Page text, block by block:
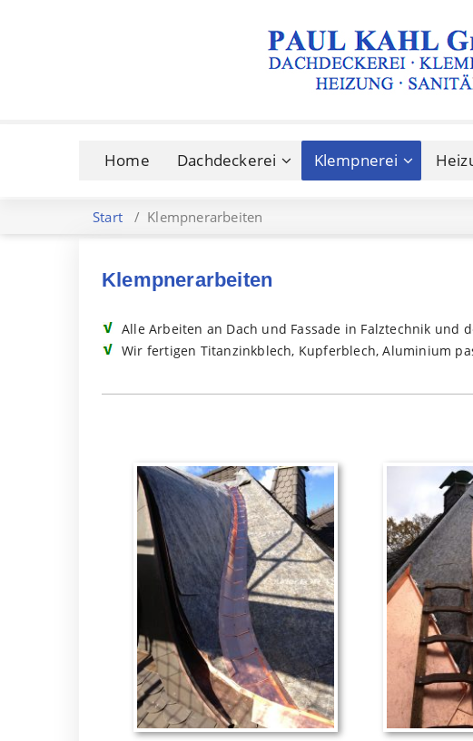
Home Dachdeckerei Klempnerei
Start / Klempnerarbeiten
Klempnerarbeiten
Alle Arbeiten an Dach und Fassade in Falztechnik und
Wir fertigen Titanzinkblech, Kupferblech, Aluminium